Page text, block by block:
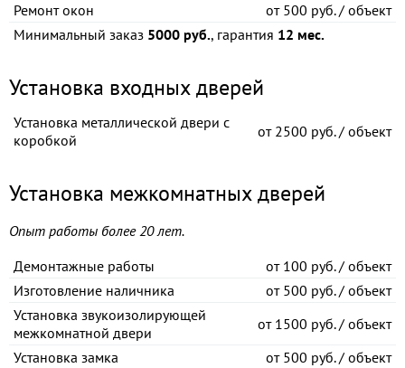
Ремонт окон
от500 руб. / объект
Минимальный заказ 5000 руб., гарантия 12 мес.
Установка входных дверей
Установка металлической двери с
коробкой
от2500 руб. / объект
Установка межкомнатных дверей
Опыт работы более 20 лет.
Демонтажные работы
от100 руб. / объект
Изготовление наличника
от500 руб. / объект
Установка звукоизолирующей
межкомнатной двери
от1500 руб. / объект
Установка замка
от500 руб. / объект